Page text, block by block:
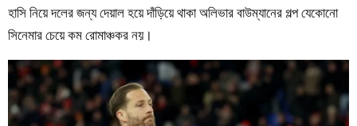
হাসি নিয়ে দলের জন্য দেয়াল হয়ে দাঁড়িয়ে থাকা অলিভার বাউম্যানের গল্প যেকোনো
সিনেমার চেয়ে কম রোমাঞ্চকর নয়।